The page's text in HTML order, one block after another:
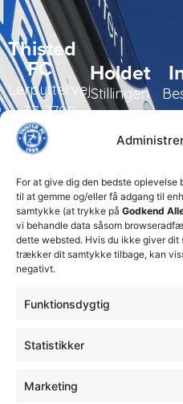
For at give dig den bedste
til at gemme og/eller få adgang til
samtykke (at trykke på Godkend
vi behandle data såsom
dette websted. Hvis du ikke giver
trækker dit samtykke tilbage, kan
negativt.
Funktionsdygtig
Statistikker
Marketing
Thisted
FC
Lerpyttervej
37, 7700
Thisted
99 19
19
Holdet
Stillingen
Trænerteamet